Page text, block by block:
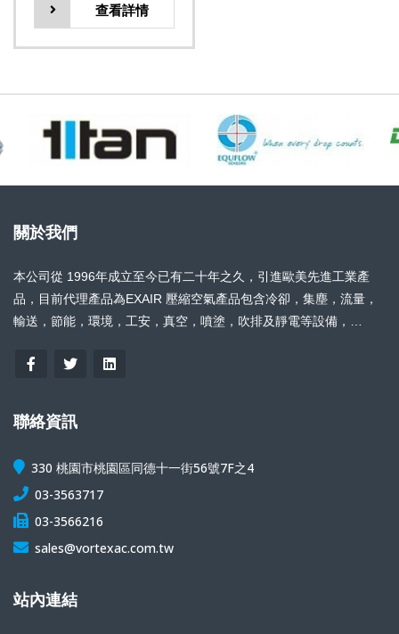
查看詳情
關於我們
本公司從 1996年成立至今已有二十年之久，引進歐美先進工業產
品，目前代理產品為EXAIR 壓縮空氣產品包含冷卻，集塵，流量，
輸送，節能，環境，工安，真空，噴塗，吹排及靜電等設備，
器，靜電儀，靜電繩，靜電刷，
聯絡資訊
330 桃園市桃園區同德十一街56號7F之4
03-3563717
03-3566216
sales@vortexac.com.tw
站內連結